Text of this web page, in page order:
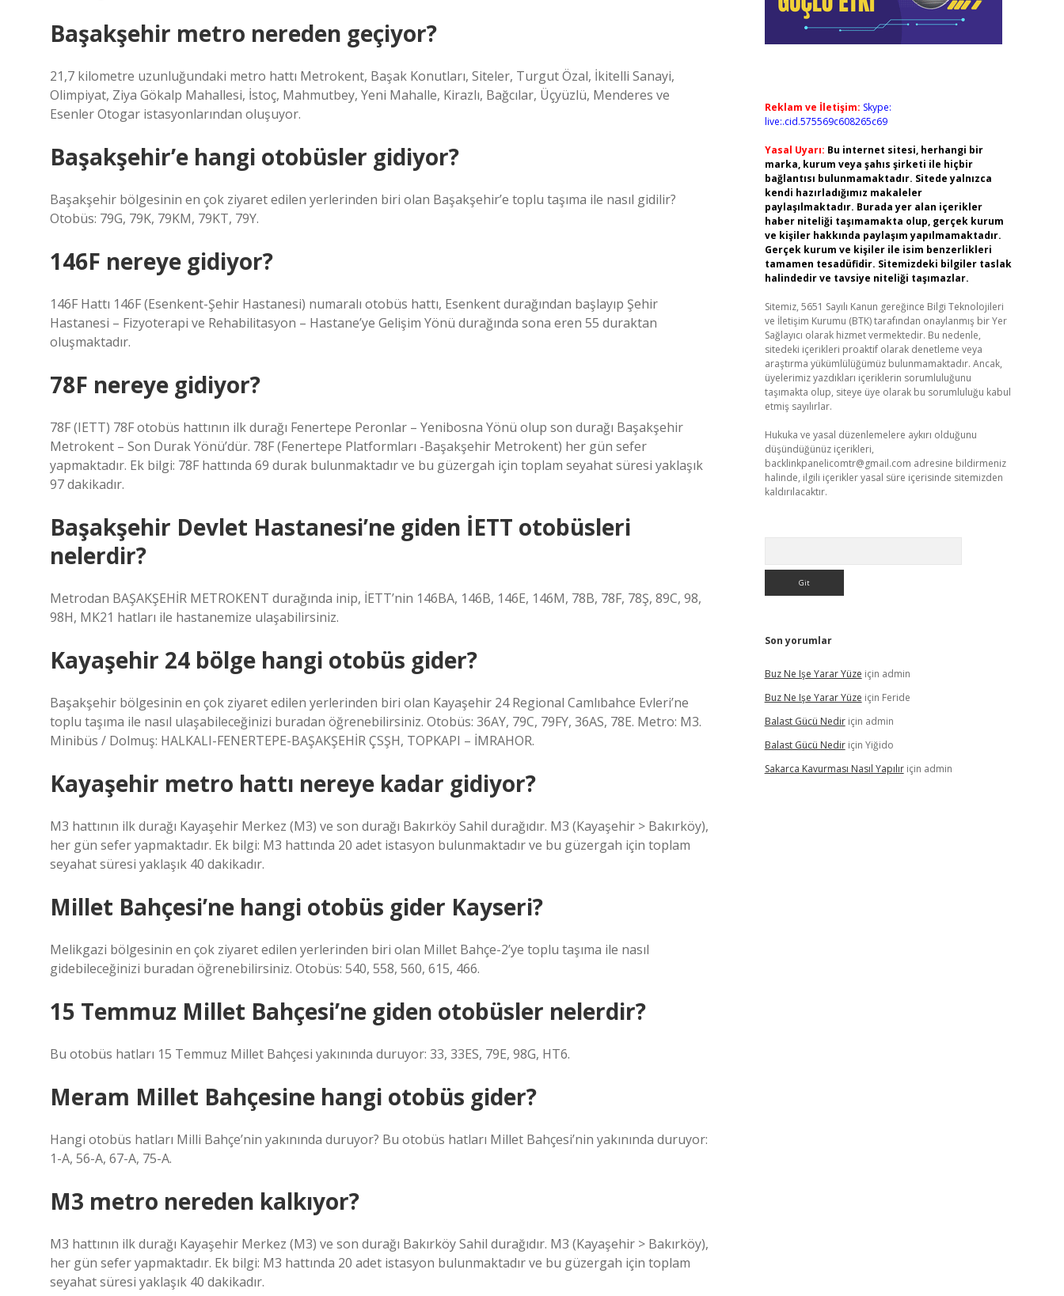
Başakşehir metro nereden geçiyor?
21,7 kilometre uzunluğundaki metro hattı Metrokent, Başak Konutları, Siteler, Turgut Özal, İkitelli Sanayi,
Olimpiyat, Ziya Gökalp Mahallesi, İstoç, Mahmutbey, Yeni Mahalle, Kirazlı, Bağcılar, Üçyüzlü, Menderes ve
Esenler Otogar istasyonlarından oluşuyor.
Başakşehir’e hangi otobüsler gidiyor?
Başakşehir bölgesinin en çok ziyaret edilen yerlerinden biri olan Başakşehir’e toplu taşıma ile nasıl gidilir?
Otobüs: 79G, 79K, 79KM, 79KT, 79Y.
146F nereye gidiyor?
146F Hattı 146F (Esenkent-Şehir Hastanesi) numaralı otobüs hattı, Esenkent durağından başlayıp Şehir
Hastanesi – Fizyoterapi ve Rehabilitasyon – Hastane’ye Gelişim Yönü durağında sona eren 55 duraktan
oluşmaktadır.
78F nereye gidiyor?
78F (IETT) 78F otobüs hattının ilk durağı Fenertepe Peronlar – Yenibosna Yönü olup son durağı Başakşehir
Metrokent – ​​​​​​Son Durak Yönü’dür. 78F (Fenertepe Platformları -Başakşehir Metrokent) her gün sefer
yapmaktadır. Ek bilgi: 78F hattında 69 durak bulunmaktadır ve bu güzergah için toplam seyahat süresi yaklaşık
97 dakikadır.
Başakşehir Devlet Hastanesi’ne giden İETT otobüsleri
nelerdir?
Metrodan BAŞAKŞEHİR METROKENT durağında inip, İETT’nin 146BA, 146B, 146E, 146M, 78B, 78F, 78Ş, 89C, 98,
98H, MK21 hatları ile hastanemize ulaşabilirsiniz.
Kayaşehir 24 bölge hangi otobüs gider?
Başakşehir bölgesinin en çok ziyaret edilen yerlerinden biri olan Kayaşehir 24 Regional Camlıbahce Evleri’ne
toplu taşıma ile nasıl ulaşabileceğinizi buradan öğrenebilirsiniz. Otobüs: 36AY, 79C, 79FY, 36AS, 78E. Metro: M3.
Minibüs / Dolmuş: HALKALI-FENERTEPE-BAŞAKŞEHİR ÇSŞH, TOPKAPI – İMRAHOR.
Kayaşehir metro hattı nereye kadar gidiyor?
M3 hattının ilk durağı Kayaşehir Merkez (M3) ve son durağı Bakırköy Sahil durağıdır. M3 (Kayaşehir > Bakırköy),
her gün sefer yapmaktadır. Ek bilgi: M3 hattında 20 adet istasyon bulunmaktadır ve bu güzergah için toplam
seyahat süresi yaklaşık 40 dakikadır.
Millet Bahçesi’ne hangi otobüs gider Kayseri?
Melikgazi bölgesinin en çok ziyaret edilen yerlerinden biri olan Millet Bahçe-2’ye toplu taşıma ile nasıl
gidebileceğinizi buradan öğrenebilirsiniz. Otobüs: 540, 558, 560, 615, 466.
15 Temmuz Millet Bahçesi’ne giden otobüsler nelerdir?
Bu otobüs hatları 15 Temmuz Millet Bahçesi yakınında duruyor: 33, 33ES, 79E, 98G, HT6.
Meram Millet Bahçesine hangi otobüs gider?
Hangi otobüs hatları Milli Bahçe’nin yakınında duruyor? Bu otobüs hatları Millet Bahçesi’nin yakınında duruyor:
1-A, 56-A, 67-A, 75-A.
M3 metro nereden kalkıyor?
M3 hattının ilk durağı Kayaşehir Merkez (M3) ve son durağı Bakırköy Sahil durağıdır. M3 (Kayaşehir > Bakırköy),
her gün sefer yapmaktadır. Ek bilgi: M3 hattında 20 adet istasyon bulunmaktadır ve bu güzergah için toplam
seyahat süresi yaklaşık 40 dakikadır.
Reklam ve İletişim: Skype:
live:.cid.575569c608265c69
Yasal Uyarı: Bu internet sitesi, herhangi bir
marka, kurum veya şahıs şirketi ile hiçbir
bağlantısı bulunmamaktadır. Sitede yalnızca
kendi hazırladığımız makaleler
paylaşılmaktadır. Burada yer alan içerikler
haber niteliği taşımamakta olup, gerçek kurum
ve kişiler hakkında paylaşım yapılmamaktadır.
Gerçek kurum ve kişiler ile isim benzerlikleri
tamamen tesadüfidir. Sitemizdeki bilgiler taslak
halindedir ve tavsiye niteliği taşımazlar.
Sitemiz, 5651 Sayılı Kanun gereğince Bilgi Teknolojileri
ve İletişim Kurumu (BTK) tarafından onaylanmış bir Yer
Sağlayıcı olarak hizmet vermektedir. Bu nedenle,
sitedeki içerikleri proaktif olarak denetleme veya
araştırma yükümlülüğümüz bulunmamaktadır. Ancak,
üyelerimiz yazdıkları içeriklerin sorumluluğunu
taşımakta olup, siteye üye olarak bu sorumluluğu kabul
etmiş sayılırlar.
Hukuka ve yasal düzenlemelere aykırı olduğunu
düşündüğünüz içerikleri,
backlinkpanelicomtr@gmail.com adresine bildirmeniz
halinde, ilgili içerikler yasal süre içerisinde sitemizden
kaldırılacaktır.
Son yorumlar
Buz Ne Işe Yarar Yüze için admin
Buz Ne Işe Yarar Yüze için Feride
Balast Gücü Nediriçin admin
Balast Gücü Nediriçin Yiğido
Sakarca Kavurması Nasıl Yapılıriçin admin